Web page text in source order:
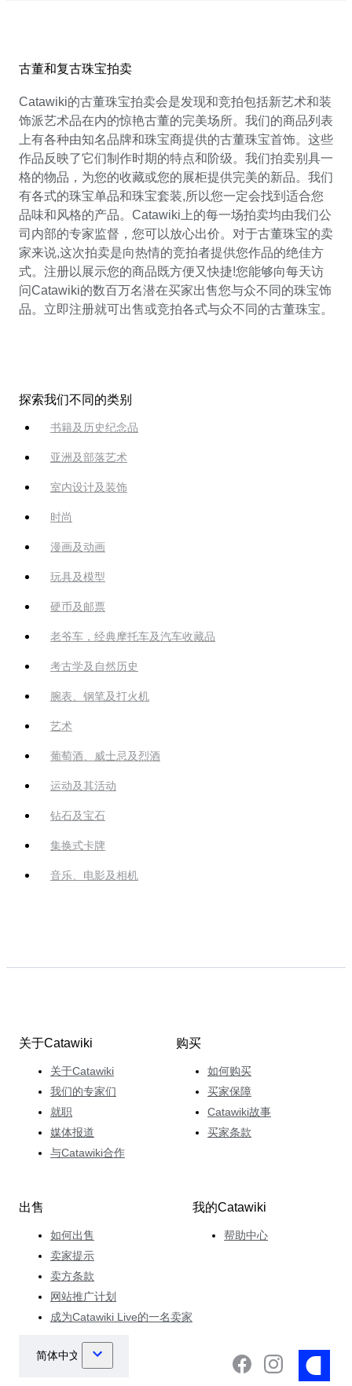
古董和复古珠宝拍卖
Catawiki的古董珠宝拍卖会是发现和竞拍包括新艺术和装
饰派艺术品在内的惊艳古董的完美场所。我们的商品列表
上有各种由知名品牌和珠宝商提供的古董珠宝首饰。这些
作品反映了它们制作时期的特点和阶级。我们拍卖别具一
格的物品，为您的收藏或您的展柜提供完美的新品。我们
有各式的珠宝单品和珠宝套装,所以您一定会找到适合您
品味和风格的产品。Catawiki上的每一场拍卖均由我们公
司内部的专家监督，您可以放心出价。对于古董珠宝的卖
家来说,这次拍卖是向热情的竞拍者提供您作品的绝佳方
式。注册以展示您的商品既方便又快捷!您能够向每天访
问Catawiki的数百万名潜在买家出售您与众不同的珠宝饰
品。立即注册就可出售或竞拍各式与众不同的古董珠宝。
探索我们不同的类别
书籍及历史纪念品
亚洲及部落艺术
室内设计及装饰
时尚
漫画及动画
玩具及模型
硬币及邮票
老爷车，经典摩托车及汽车收藏品
考古学及自然历史
腕表、钢笔及打火机
艺术
葡萄酒、威士忌及烈酒
运动及其活动
钻石及宝石
集换式卡牌
音乐、电影及相机
关于Catawiki
关于Catawiki
我们的专家们
就职
媒体报道
与Catawiki合作
购买
如何购买
买家保障
Catawiki故事
买家条款
出售
如何出售
卖家提示
卖方条款
网站推广计划
成为Catawiki Live的一名卖家
我的Catawiki
帮助中心